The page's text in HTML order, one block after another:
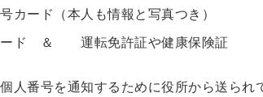
ード（本人も情報と写真つき）
ド ＆ 運転免許証や健康保険証
人番号を通知するために役所から送ら